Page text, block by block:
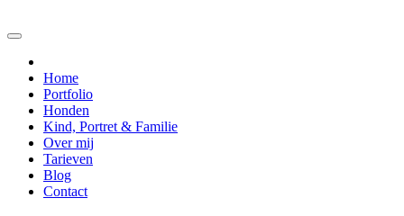
Home
Portfolio
Honden
Kind, Portret & Familie
Over mij
Tarieven
Blog
Contact